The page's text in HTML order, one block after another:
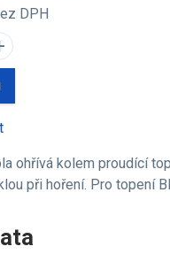
DPH
ohřívá kolem proudící
při hoření. Pro topení